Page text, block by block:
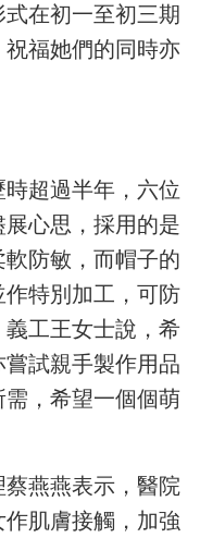
在初一至初三期
福她們的同時亦
超過半年，六位
心思，採用的是
防敏，而帽子的
特別加工，可防
工王女士說，希
試親手製作用品
，希望一個個萌
燕燕表示，醫院
肌膚接觸，加強